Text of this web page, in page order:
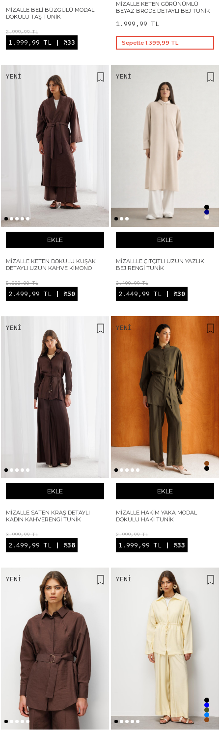
MIZALLE BELI BÜZGÜLÜ MODAL
DOKULU TAŞ TUNIK
2.999,99 TL
1.999,99 TL | %33
MIZALLE KETEN GÖRÜNÜMLÜ
BEYAZ BRODE DETAYLI BEJ TUNIK
1.999,99 TL
Sepette 1.399,99 TL
YENI
EKLE
MIZALLE KETEN DOKULU KUŞAK
DETAYLI UZUN KAHVE KIMONO
5.000,00 TL
2.499,99 TL | %50
YENI
EKLE
MIZALLLE ÇITÇITLI UZUN YAZLIK
BEJ RENGI TUNIK
3.499,99 TL
2.449,99 TL | %30
YENI
EKLE
MIZALLE SATEN KRAŞ DETAYLI
KADIN KAHVERENGI TUNIK
3.999,99 TL
2.499,99 TL | %38
YENI
EKLE
MIZALLE HAKIM YAKA MODAL
DOKULU HAKI TUNIK
2.999,99 TL
1.999,99 TL | %33
YENI YENI